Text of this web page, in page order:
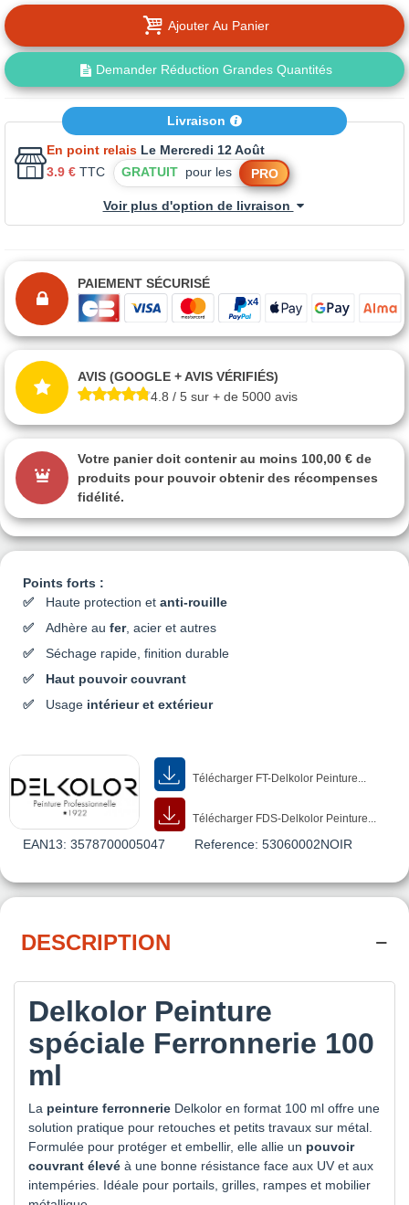
Points forts :
Haute protection et anti-rouille
Adhère au fer, acier et autres
Séchage rapide, finition durable
Haut pouvoir couvrant
Usage intérieur et extérieur
Télécharger FT-Delkolor Peinture...
Télécharger FDS-Delkolor Peinture...
EAN13: 3578700005047 Reference: 53060002NOIR
Ajouter Au Panier
Demander Réduction Grandes Quantités
Livraison
En point relais Le Mercredi 12 Août
3.9 € TTC GRATUIT pour les PRO
Voir plus d'option de livraison
PAIEMENT SÉCURISÉ
AVIS (GOOGLE + AVIS VÉRIFIÉS)
4.8 / 5 sur + de 5000 avis
Votre panier doit contenir au moins 100,00 € de
produits pour pouvoir obtenir des récompenses
fidélité.
DESCRIPTION
Delkolor Peinture
spéciale Ferronnerie 100
ml
La peinture ferronnerie Delkolor en format 100 ml offre une
solution pratique pour retouches et petits travaux sur métal.
Formulée pour protéger et embellir, elle allie un pouvoir
couvrant élevé à une bonne résistance face aux UV et aux
intempéries. Idéale pour portails, grilles, rampes et mobilier